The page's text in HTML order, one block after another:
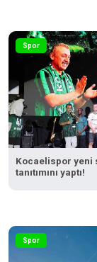
Spor
Kocaelispor yeni
tanıtımını yaptı!
Spor